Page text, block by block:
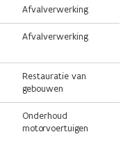
Afvalverwerking
Afvalverwerking
Restauratie van
gebouwen
Onderhoud
motorvoertuigen